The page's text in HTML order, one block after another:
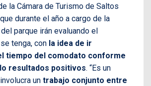
la Cámara de Turismo de Saltos
durante el año a cargo de la
parque irán evaluando el
tenga, con la idea de ir
tiempo del comodato conforme
resultados positivos. “Es un
un trabajo conjunto entre